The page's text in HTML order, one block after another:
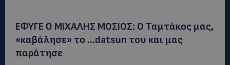
ΕΦΥΓΕ Ο ΜΙΧΑΛΗΣ ΜΟΣΙΟΣ: Ο Ταμτάκος μας,
«καβάλησε» το …datsun του και μας
παράτησε